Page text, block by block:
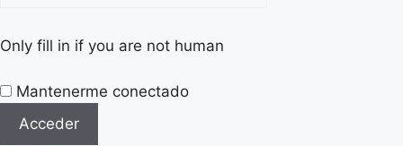
Only fill in if you are not human
Mantenerme conectado